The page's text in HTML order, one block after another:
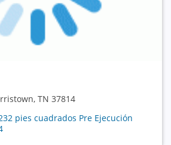
TN 37814
pies cuadrados Pre Ejecución